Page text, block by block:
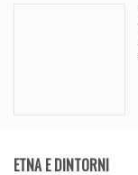
ETNA E DINTORNI